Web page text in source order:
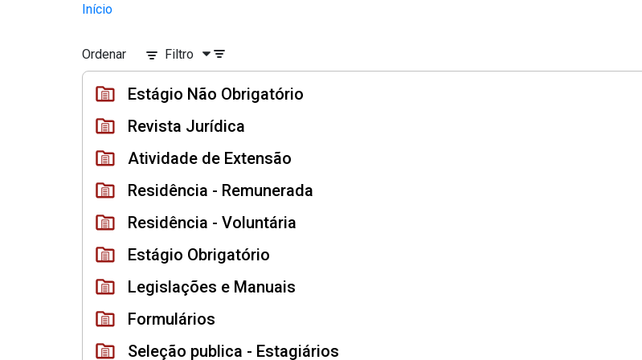
Pular para o Conteúdo principal
Divisão Minima - Escola Superior
Início
Ordenar Filtro
Estágio Não Obrigatório
Revista Jurídica
Atividade de Extensão
Residência - Remunerada
Residência - Voluntária
Estágio Obrigatório
Legislações e Manuais
Formulários
Seleção publica - Estagiários